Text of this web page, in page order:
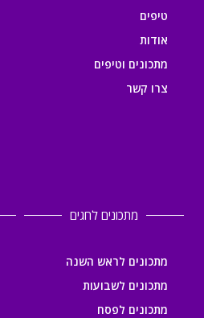
טיפים
אודות
מתכונים וטיפים
צרו קשר
מתכונים לחגים
מתכונים לראש השנה
מתכונים לשבועות
מתכונים לפסח